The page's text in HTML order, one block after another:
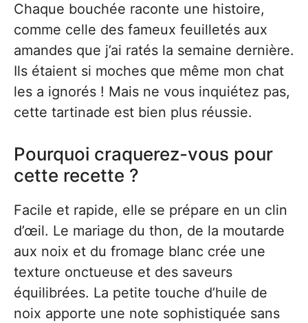
Chaque bouchée raconte une histoire,
comme celle des fameux feuilletés aux
amandes que j’ai ratés la semaine dernière.
Ils étaient si moches que même mon chat
les a ignorés ! Mais ne vous inquiétez pas,
cette tartinade est bien plus réussie.
Pourquoi craquerez-vous pour
cette recette ?
Facile et rapide, elle se prépare en un clin
d’œil. Le mariage du thon, de la moutarde
aux noix et du fromage blanc crée une
texture onctueuse et des saveurs
équilibrées. La petite touche d’huile de
noix apporte une note sophistiquée sans